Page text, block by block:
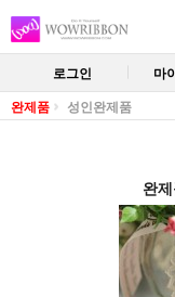
로그인 마
완제품 성인완제품
완